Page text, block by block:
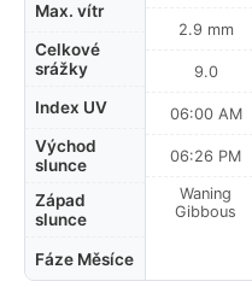
Max. vítr
Celkové
srážky
Index UV
Východ
slunce
Západ
slunce
Fáze Měsíce
2.9 mm
9.0
06:00 AM
06:26 PM
Waning
Gibbous